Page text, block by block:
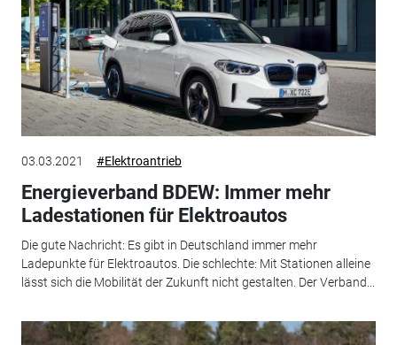
03.03.2021 #Elektroantrieb
Energieverband BDEW: Immer mehr
Ladestationen für Elektroautos
Die gute Nachricht: Es gibt in Deutschland immer mehr
Ladepunkte für Elektroautos. Die schlechte: Mit Stationen alleine
lässt sich die Mobilität der Zukunft nicht gestalten. Der Verband...